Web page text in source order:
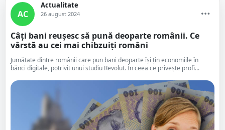
AC
Actualitate
26 august 2024
Câţi bani reuşesc să pună deoparte românii. Ce
vârstă au cei mai chibzuiți români
Jumătate dintre românii care pun bani deoparte îşi ţin economiile în
bănci digitale, potrivit unui studiu Revolut. În ceea ce priveşte profi...